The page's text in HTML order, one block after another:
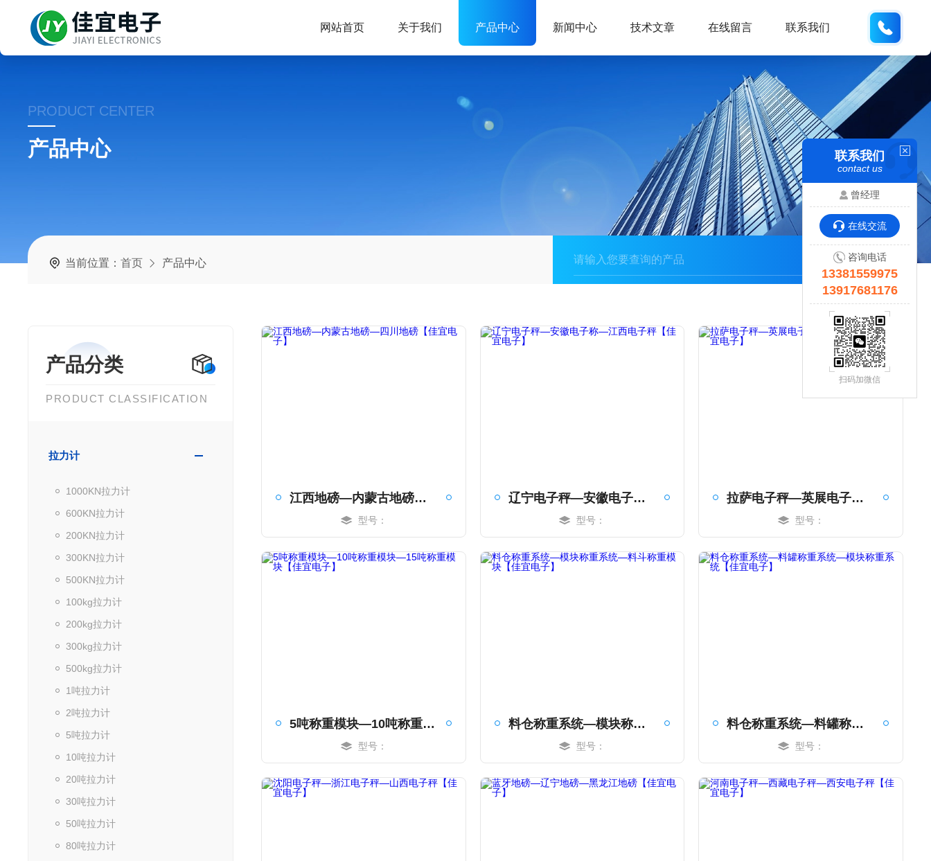
网站首页 关于我们 产品中心 新闻中心 技术文章 在线留言 联系我们
PRODUCT CENTER
产品中心
当前位置：首页 产品中心
产品分类
PRODUCT CLASSIFICATION
拉力计
1000KN拉力计
600KN拉力计
200KN拉力计
300KN拉力计
500KN拉力计
100kg拉力计
200kg拉力计
300kg拉力计
500kg拉力计
1吨拉力计
2吨拉力计
5吨拉力计
10吨拉力计
20吨拉力计
30吨拉力计
50吨拉力计
80吨拉力计
江西地磅—内蒙古地磅—四川地磅【佳宜电子】
型号：
辽宁电子秤—安徽电子称—江西电子秤【佳宜电子】
型号：
拉萨电子秤—英展电子秤—南京电子秤【佳宜电子】
型号：
5吨称重模块—10吨称重模块—15吨称重模块【佳宜电子】
型号：
料仓称重系统—模块称重系统—料斗称重模块【佳宜电子】
型号：
料仓称重系统—料罐称重系统—模块称重系统【佳宜电子】
型号：
联系我们
contact us
曾经理
在线交流
咨询电话
13381559975
13917681176
扫码加微信